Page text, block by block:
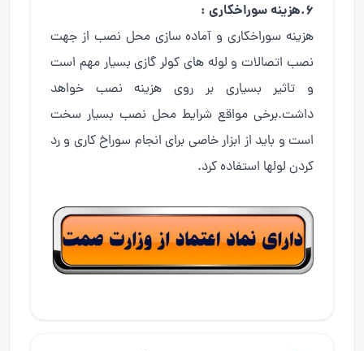
۶.هزینه سوراخکاری :
هزینه سوراخکاری و آماده سازی محل نصب از جهت
نصب اتصالات و لوله های کولر گازی بسیار مهم است
و تاثیر بسیاری بر روی هزینه نصب خواهد
داشت.برخی مواقع شرایط محل نصب بسیار سخت
است و باید از ابزار خاصی برای انجام سوراخ کاری و رد
کردن لولها استفاده کرد.